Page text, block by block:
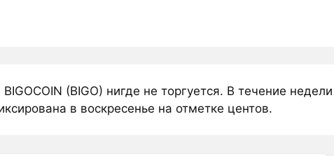
(BIGO) нигде не торгуется. В течение
в воскресенье на отметке центов.